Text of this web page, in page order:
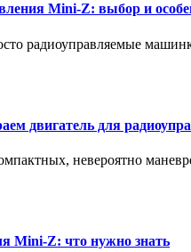
Mini-Z: выбор и
радиоуправляемые
двигатель для
невероятно
Mini-Z: что нужно знать